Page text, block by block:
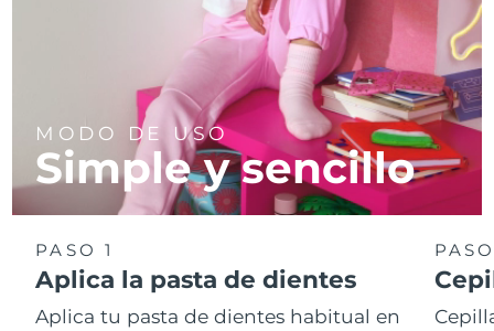
MODO DE USO
Simple y sencillo
PASO 1
Aplica la pasta de dientes
Aplica tu pasta de dientes habitual en